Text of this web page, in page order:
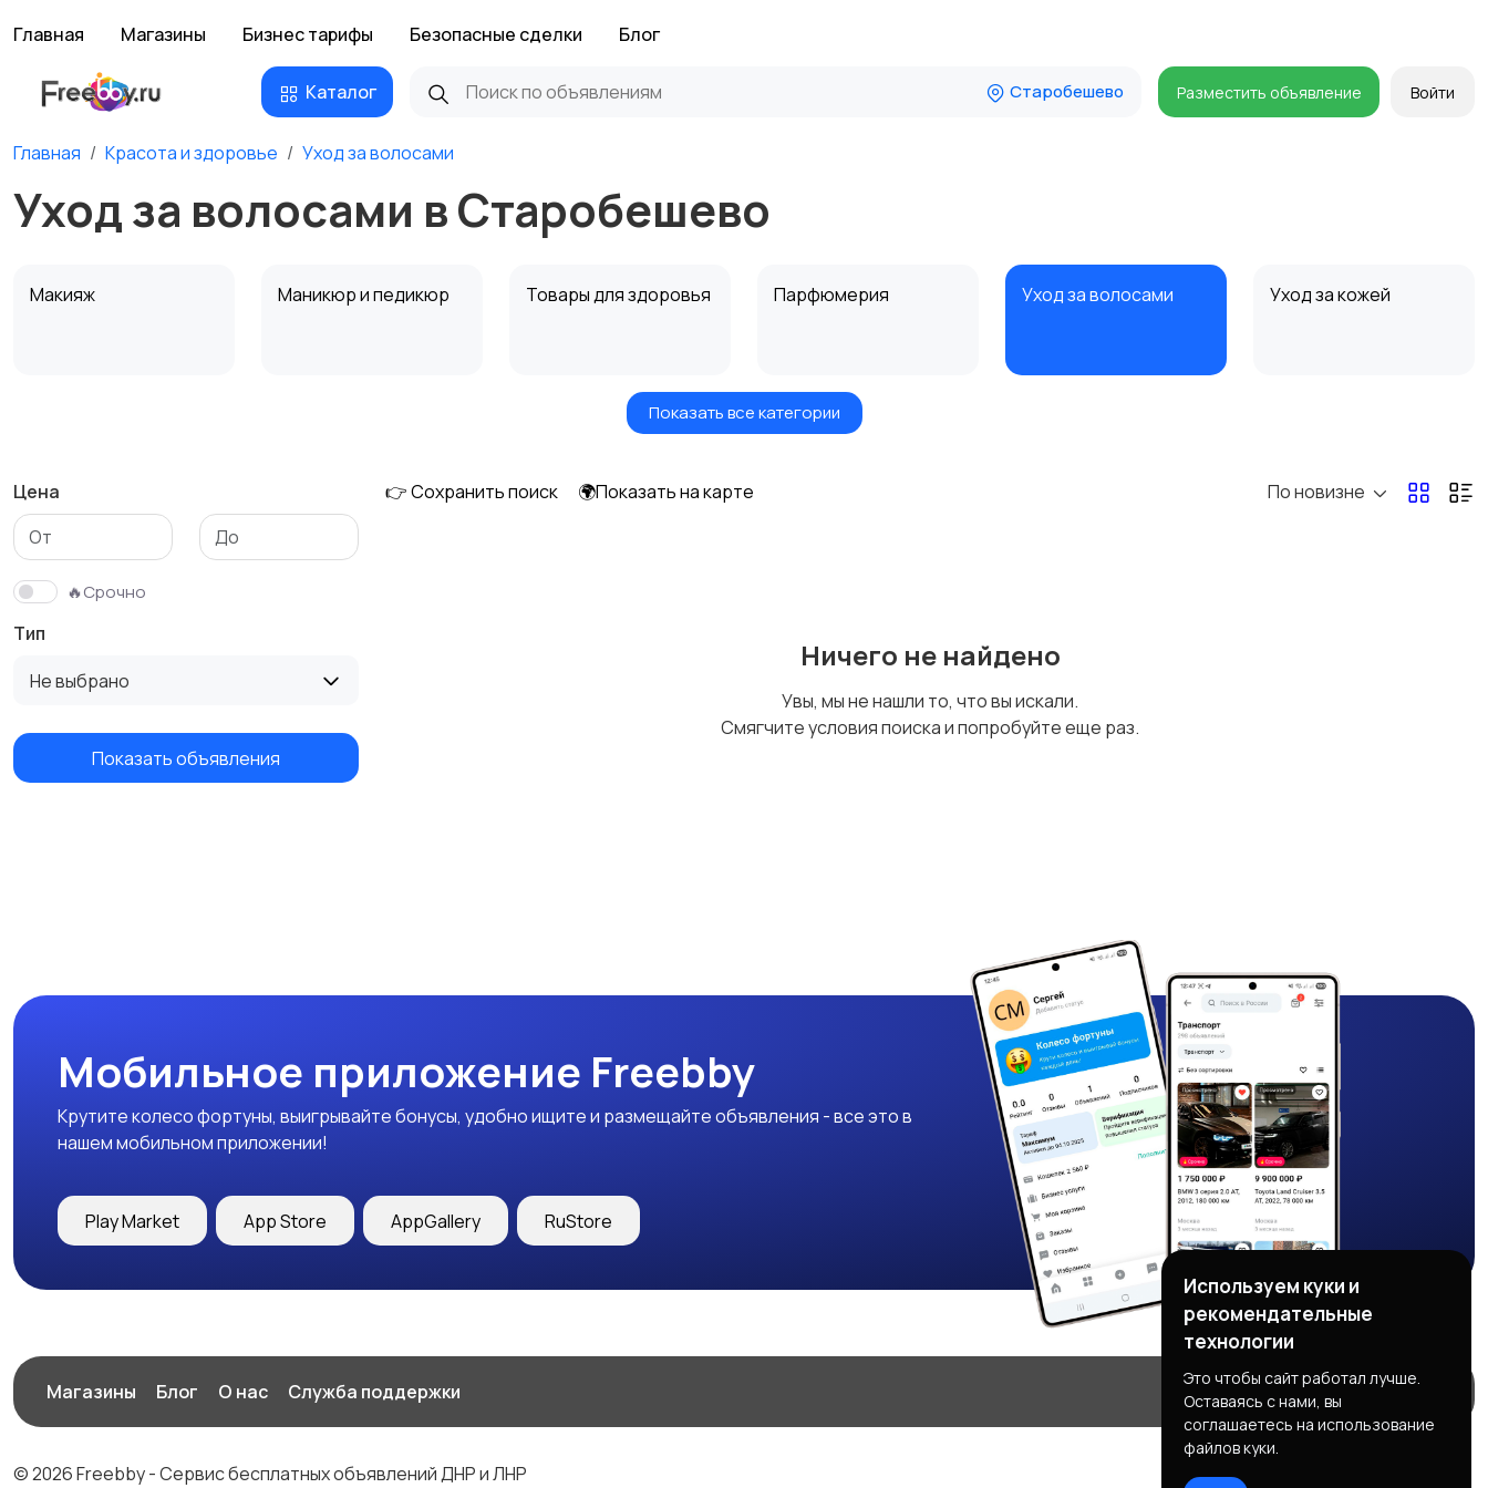
Главная Магазины Бизнес тарифы Безопасные сделки Блог
Каталог Старобешево Разместить объявление Войти
Главная Красота и здоровье Уход за волосами
Уход за волосами в Старобешево
Макияж Маникюр и педикюр Товары для здоровья Парфюмерия Уход за волосами Уход за кожей
Средства для
Другое
Показать все категории
Цена
🔥Срочно
Тип
Не выбрано
Показать объявления
👉 Сохранить поиск 🌍Показать на карте По новизне
Ничего не найдено
Увы, мы не нашли то, что вы искали.
Смягчите условия поиска и попробуйте еще раз.
Мобильное приложение Freebby
Крутите колесо фортуны, выигрывайте бонусы, удобно ищите и размещайте объявления - все это в
нашем мобильном приложении!
Play Market App Store AppGallery RuStore
Магазины Блог О нас Служба поддержки
© 2026 Freebby - Сервис бесплатных объявлений ДНР и ЛНР
Используем куки и
рекомендательные
технологии
Это чтобы сайт работал лучше.
Оставаясь с нами, вы
соглашаетесь на использование
файлов куки.